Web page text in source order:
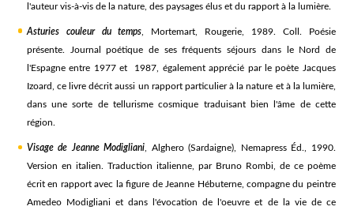
l'auteur vis-à-vis de la nature, des paysages élus et du rapport à la lumière.
Asturies couleur du temps , Mortemart, Rougerie, 1989. Coll. Poésie
présente. Journal poétique de ses fréquents séjours dans le Nord de
l'Espagne entre 1977 et 1987, également apprécié par le poète Jacques
Izoard, ce livre décrit aussi un rapport particulier à la nature et à la lumière,
dans une sorte de tellurisme cosmique traduisant bien l'âme de cette
région.
Visage de Jeanne Modigliani , Alghero (Sardaigne), Nemapress Éd., 1990.
Version en italien. Traduction italienne, par Bruno Rombi, de ce poème
écrit en rapport avec la figure de Jeanne Hébuterne, compagne du peintre
Amedeo Modigliani et dans l'évocation de l'oeuvre et de la vie de ce